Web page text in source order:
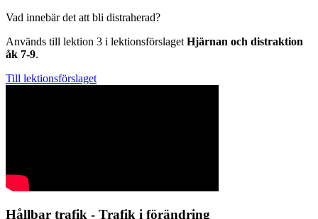
Vad innebär det att bli distraherad?
Används till lektion 3 i lektionsförslaget Hjärnan och distraktion
åk 7-9.
Till lektionsförslaget
Hållbar trafik - Trafik i förändring